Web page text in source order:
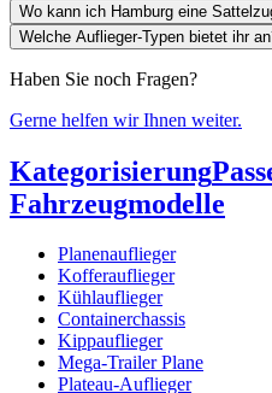
Wo kann ich Hamburg eine
Welche Auflieger-Typen bietet ihr
Haben Sie noch Fragen?
Gerne helfen wir Ihnen weiter.
Kategorisierung
Fahrzeugmodelle
Planenauflieger
Kofferauflieger
Kühlauflieger
Containerchassis
Kippauflieger
Mega-Trailer Plane
Plateau-Auflieger